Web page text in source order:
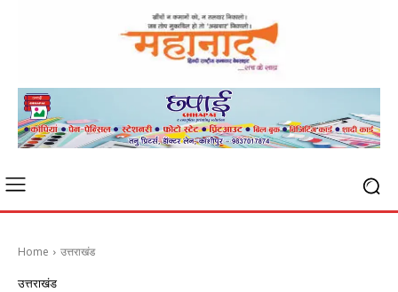
Home उत्तराखंड
उत्तराखंड